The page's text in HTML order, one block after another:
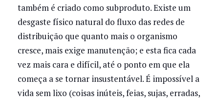
também é criado como subproduto. Existe um
desgaste físico natural do fluxo das redes de
distribuição que quanto mais o organismo
cresce, mais exige manutenção; e esta fica cada
vez mais cara e difícil, até o ponto em que ela
começa a se tornar insustentável. É impossível a
vida sem lixo (coisas inúteis, feias, sujas, erradas,